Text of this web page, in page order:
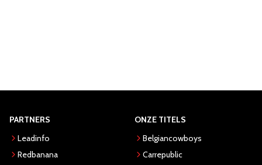
PARTNERS
Leadinfo
Redbanana
ONZE TITELS
Belgiancowboys
Carrepublic